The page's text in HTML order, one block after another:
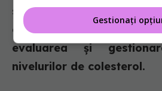
sănătoasă și activă.
consultați întotdeauna
evaluarea și
nivelurilor de colesterol.
Gestionați